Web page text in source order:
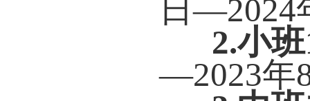
日—2024
2.小
—2023年